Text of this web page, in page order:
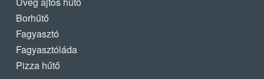
Borhűtő
Fagyasztó
Fagyasztóláda
Pizza hűtő